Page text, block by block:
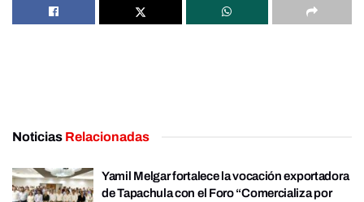
Noticias Relacionadas
Yamil Melgar fortalece la vocación exportadora
de Tapachula con el Foro “Comercializa por